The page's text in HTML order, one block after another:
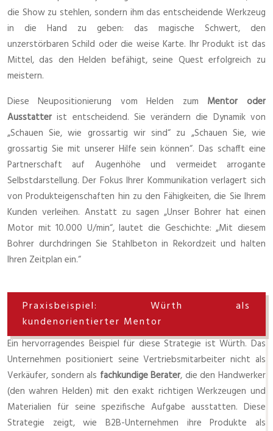
die Show zu stehlen, sondern ihm das entscheidende Werkzeug
in die Hand zu geben: das magische Schwert, den
unzerstörbaren Schild oder die weise Karte. Ihr Produkt ist das
Mittel, das den Helden befähigt, seine Quest erfolgreich zu
meistern.
Diese Neupositionierung vom Helden zum Mentor oder
Ausstatter ist entscheidend. Sie verändern die Dynamik von
„Schauen Sie, wie grossartig wir sind“ zu „Schauen Sie, wie
grossartig Sie mit unserer Hilfe sein können“. Das schafft eine
Partnerschaft auf Augenhöhe und vermeidet arrogante
Selbstdarstellung. Der Fokus Ihrer Kommunikation verlagert sich
von Produkteigenschaften hin zu den Fähigkeiten, die Sie Ihrem
Kunden verleihen. Anstatt zu sagen „Unser Bohrer hat einen
Motor mit 10.000 U/min“, lautet die Geschichte: „Mit diesem
Bohrer durchdringen Sie Stahlbeton in Rekordzeit und halten
Ihren Zeitplan ein.“
Praxisbeispiel: Würth als
kundenorientierter Mentor
Ein hervorragendes Beispiel für diese Strategie ist Würth. Das
Unternehmen positioniert seine Vertriebsmitarbeiter nicht als
Verkäufer, sondern als fachkundige Berater, die den Handwerker
(den wahren Helden) mit den exakt richtigen Werkzeugen und
Materialien für seine spezifische Aufgabe ausstatten. Diese
Strategie zeigt, wie B2B-Unternehmen ihre Produkte als